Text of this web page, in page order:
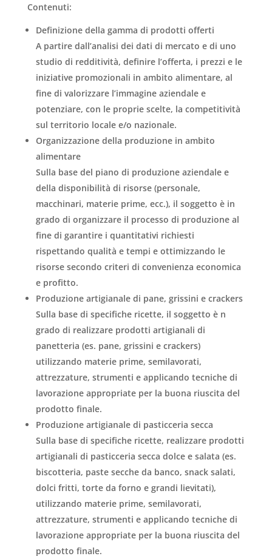
Contenuti:
Definizione della gamma di prodotti offerti
A partire dall’analisi dei dati di mercato e di uno
studio di redditività, definire l’offerta, i prezzi e le
iniziative promozionali in ambito alimentare, al
fine di valorizzare l’immagine aziendale e
potenziare, con le proprie scelte, la competitività
sul territorio locale e/o nazionale.
Organizzazione della produzione in ambito
alimentare
Sulla base del piano di produzione aziendale e
della disponibilità di risorse (personale,
macchinari, materie prime, ecc.), il soggetto è in
grado di organizzare il processo di produzione al
fine di garantire i quantitativi richiesti
rispettando qualità e tempi e ottimizzando le
risorse secondo criteri di convenienza economica
e profitto.
Produzione artigianale di pane, grissini e crackers
Sulla base di specifiche ricette, il soggetto è n
grado di realizzare prodotti artigianali di
panetteria (es. pane, grissini e crackers)
utilizzando materie prime, semilavorati,
attrezzature, strumenti e applicando tecniche di
lavorazione appropriate per la buona riuscita del
prodotto finale.
Produzione artigianale di pasticceria secca
Sulla base di specifiche ricette, realizzare prodotti
artigianali di pasticceria secca dolce e salata (es.
biscotteria, paste secche da banco, snack salati,
dolci fritti, torte da forno e grandi lievitati),
utilizzando materie prime, semilavorati,
attrezzature, strumenti e applicando tecniche di
lavorazione appropriate per la buona riuscita del
prodotto finale.